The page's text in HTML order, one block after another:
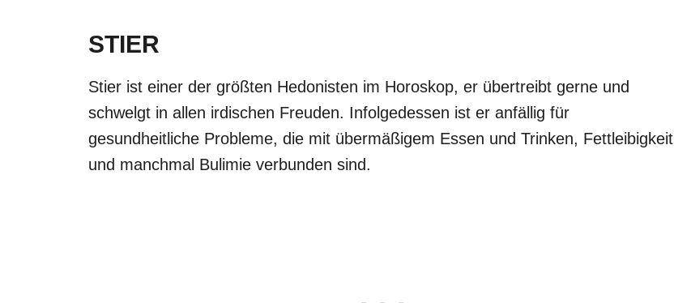
STIER
Stier ist einer der größten Hedonisten im Horoskop, er übertreibt gerne und
schwelgt in allen irdischen Freuden. Infolgedessen ist er anfällig für
gesundheitliche Probleme, die mit übermäßigem Essen und Trinken, Fettleibigkeit
und manchmal Bulimie verbunden sind.